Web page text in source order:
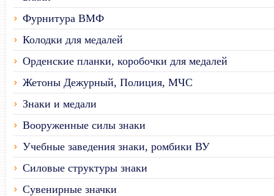
Фурнитура ВМФ
Колодки для медалей
Орденские планки, коробочки для медалей
Жетоны Дежурный, Полиция, МЧС
Знаки и медали
Вооруженные силы знаки
Учебные заведения знаки, ромбики ВУ
Силовые структуры знаки
Сувенирные значки